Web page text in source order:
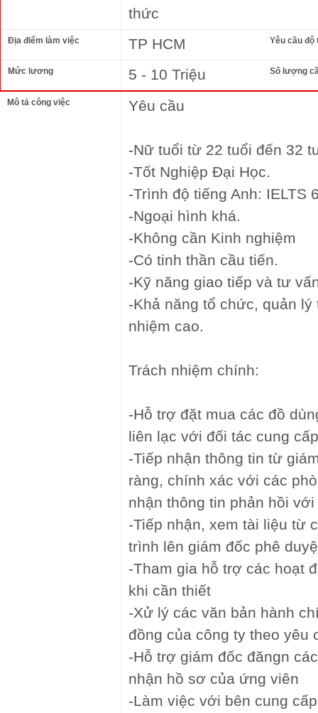
thức
Địa điểm làm việc TP HCM Yêu cầu độ
Mức lương 5 - 10 Triệu Số lượng
Mô tả công việc Yêu cầu
-Nữ tuổi từ 22 tuổi đến 32
-Tốt Nghiệp Đại Học.
-Trình độ tiếng Anh: IELTS
-Ngoại hình khá.
-Không cần Kinh nghiệm
-Có tinh thần cầu tiến.
-Kỹ năng giao tiếp và tư
-Khả năng tổ chức, quản
nhiệm cao.
Trách nhiệm chính:
-Hỗ trợ đặt mua các đồ
liên lạc với đối tác cung cấp
-Tiếp nhận thông tin từ
ràng, chính xác với các
nhận thông tin phản hồi
-Tiếp nhận, xem tài liệu từ
trình lên giám đốc phê
-Tham gia hỗ trợ các hoạt
khi cần thiết
-Xử lý các văn bản hành
đồng của công ty theo yêu
-Hỗ trợ giám đốc đăngn
nhận hồ sơ của ứng viên
-Làm việc với bên cung